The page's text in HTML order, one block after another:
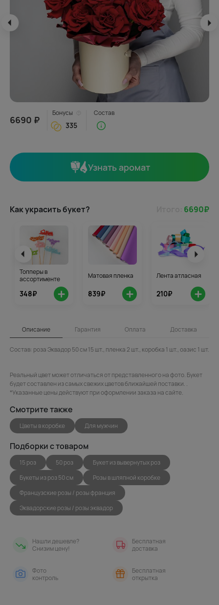
6690 ₽
Бонусы
335
Состав
Узнать аромат
Как украсить букет? 6690₽
Топперы в
ассортименте
348₽ +
Матовая пленка
839₽ +
Лента атласная
210₽ +
Описание Гарантия Оплата Доставка
Состав: роза Эквадор 50 см 15 шт., пленка 2 шт., коробка 1 шт., оазис 1 шт.
Реальный цвет может отличаться от представленного на фото. Букет
будет составлен из самых свежих цветов ближайшей поставки. .
*Указанные цены действуют при оформлении заказа на сайте.
Смотрите также
Цветы в коробке Для мужчин
Подборки с товаром
15 роз 50 роз
Букет из вывернутых роз
Букеты из роз 50 см
Розы в шляпной коробке
Французские розы / розы франция
Эквадорские розы / розы эквадор
Нашли дешевле?
Снизим цену!
Бесплатная
доставка
Фото
контроль
Бесплатная
открытка